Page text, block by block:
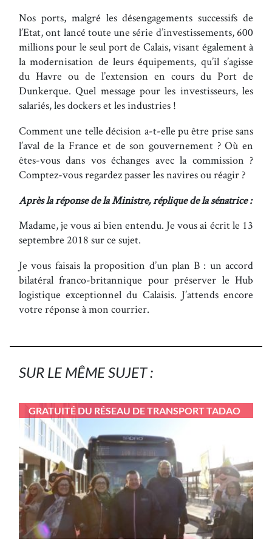
Nos ports, malgré les désengagements successifs de
l’Etat, ont lancé toute une série d’investissements, 600
millions pour le seul port de Calais, visant également à
la modernisation de leurs équipements, qu’il s’agisse
du Havre ou de l’extension en cours du Port de
Dunkerque. Quel message pour les investisseurs, les
salariés, les dockers et les industries !
Comment une telle décision a-t-elle pu être prise sans
l’aval de la France et de son gouvernement ? Où en
êtes-vous dans vos échanges avec la commission ?
Comptez-vous regardez passer les navires ou réagir ?
Après la réponse de la Ministre, réplique de la sénatrice :
Madame, je vous ai bien entendu. Je vous ai écrit le 13
septembre 2018 sur ce sujet.
Je vous faisais la proposition d’un plan B : un accord
bilatéral franco-britannique pour préserver le Hub
logistique exceptionnel du Calaisis. J’attends encore
votre réponse à mon courrier.
SUR LE MÊME SUJET :
GRATUITÉ DU RÉSEAU DE TRANSPORT TADAO